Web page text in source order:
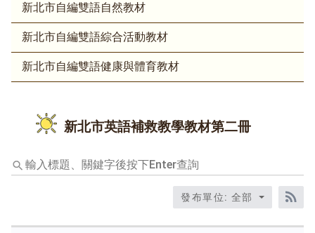
新北市自編雙語自然教材
新北市自編雙語綜合活動教材
新北市自編雙語健康與體育教材
新北市英語補救教學教材第二冊
輸
入
發布單位: 全部